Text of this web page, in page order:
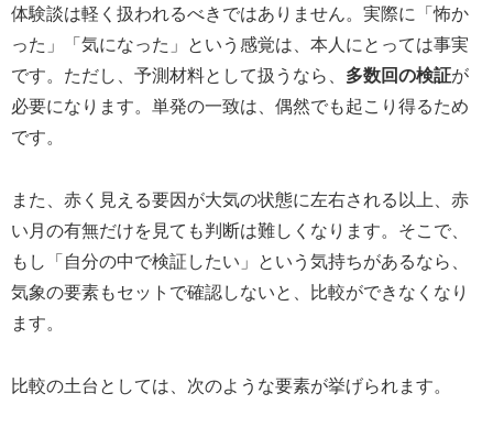
体験談は軽く扱われるべきではありません。実際に「怖か
った」「気になった」という感覚は、本人にとっては事実
です。ただし、予測材料として扱うなら、 多数回の検証が
必要になります。単発の一致は、偶然でも起こり得るため
です。
また、赤く見える要因が大気の状態に左右される以上、赤
い月の有無だけを見ても判断は難しくなります。そこで、
もし「自分の中で検証したい」という気持ちがあるなら、
気象の要素もセットで確認しないと、比較ができなくなり
ます。
比較の土台としては、次のような要素が挙げられます。